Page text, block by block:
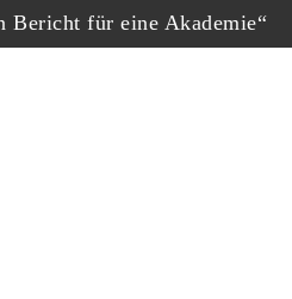
für eine Akademie“